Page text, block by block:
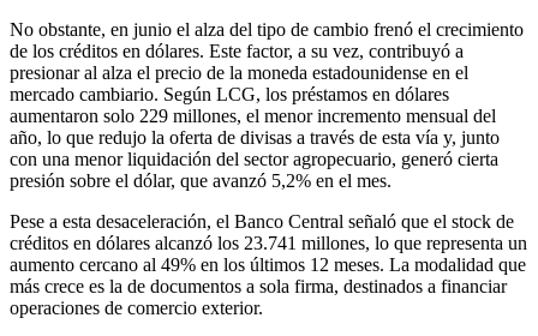
No obstante, en junio el alza del tipo de cambio frenó el crecimiento
de los créditos en dólares. Este factor, a su vez, contribuyó a
presionar al alza el precio de la moneda estadounidense en el
mercado cambiario. Según LCG, los préstamos en dólares
aumentaron solo 229 millones, el menor incremento mensual del
año, lo que redujo la oferta de divisas a través de esta vía y, junto
con una menor liquidación del sector agropecuario, generó cierta
presión sobre el dólar, que avanzó 5,2% en el mes.
Pese a esta desaceleración, el Banco Central señaló que el stock de
créditos en dólares alcanzó los 23.741 millones, lo que representa un
aumento cercano al 49% en los últimos 12 meses. La modalidad que
más crece es la de documentos a sola firma, destinados a financiar
operaciones de comercio exterior.